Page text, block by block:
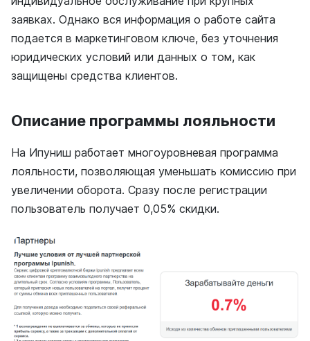
заявках. Однако вся информация о работе сайта
подается в маркетинговом ключе, без уточнения
юридических условий или данных о том, как
защищены средства клиентов.
Описание программы лояльности
На Ипуниш работает многоуровневая программа
лояльности, позволяющая уменьшать комиссию при
увеличении оборота. Сразу после регистрации
пользователь получает 0,05% скидки.